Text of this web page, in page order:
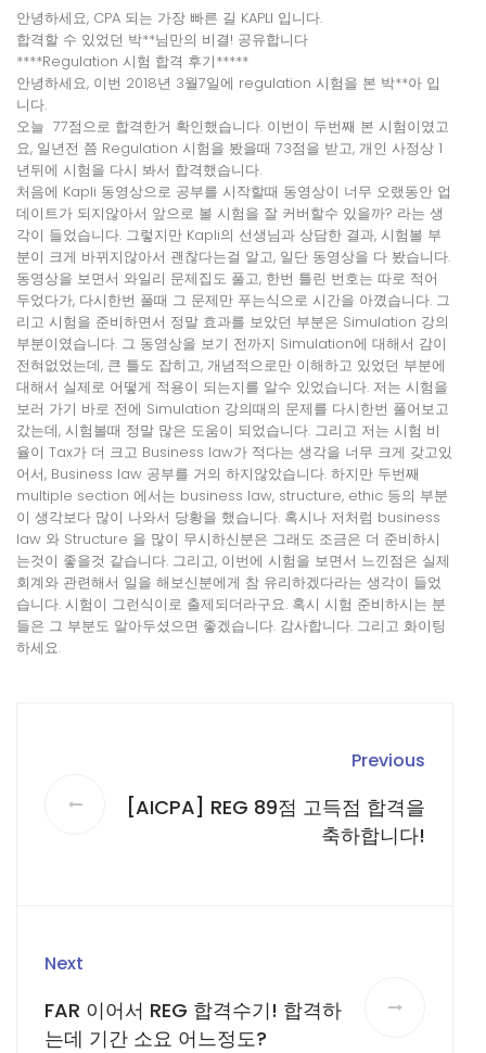
안녕하세요, CPA 되는 가장 빠른 길 KAPLI 입니다.
합격할 수 있었던 박**님만의 비결! 공유합니다
****Regulation 시험 합격 후기*****
안녕하세요, 이번 2018년 3월7일에 regulation 시험을 본 박**아 입
니다.
오늘 77점으로 합격한거 확인했습니다. 이번이 두번째 본 시험이였고
요, 일년전 쯤 Regulation 시험을 봤을때 73점을 받고, 개인 사정상 1
년뒤에 시험을 다시 봐서 합격했습니다.
처음에 Kapli 동영상으로 공부를 시작할때 동영상이 너무 오랬동안 업
데이트가 되지않아서 앞으로 볼 시험을 잘 커버할수 있을까? 라는 생
각이 들었습니다. 그렇지만 Kapli의 선생님과 상담한 결과, 시험볼 부
분이 크게 바뀌지않아서 괜찮다는걸 알고, 일단 동영상을 다 봤습니다.
동영상을 보면서 와일리 문제집도 풀고, 한번 틀린 번호는 따로 적어
두었다가, 다시한번 풀때 그 문제만 푸는식으로 시간을 아꼈습니다. 그
리고 시험을 준비하면서 정말 효과를 보았던 부분은 Simulation 강의
부분이였습니다. 그 동영상을 보기 전까지 Simulation에 대해서 감이
전혀없었는데, 큰 틀도 잡히고, 개념적으로만 이해하고 있었던 부분에
대해서 실제로 어떻게 적용이 되는지를 알수 있었습니다. 저는 시험을
보러 가기 바로 전에 Simulation 강의때의 문제를 다시한번 풀어보고
갔는데, 시험볼때 정말 많은 도움이 되었습니다. 그리고 저는 시험 비
율이 Tax가 더 크고 Business law가 적다는 생각을 너무 크게 갖고있
어서, Business law 공부를 거의 하지않았습니다. 하지만 두번째
multiple section 에서는 business law, structure, ethic 등의 부분
이 생각보다 많이 나와서 당황을 했습니다. 혹시나 저처럼 business
law 와 Structure 을 많이 무시하신분은 그래도 조금은 더 준비하시
는것이 좋을것 같습니다. 그리고, 이번에 시험을 보면서 느낀점은 실제
회계와 관련해서 일을 해보신분에게 참 유리하겠다라는 생각이 들었
습니다. 시험이 그런식이로 출제되더라구요. 혹시 시험 준비하시는 분
들은 그 부분도 알아두셨으면 좋겠습니다. 감사합니다. 그리고 화이팅
하세요.
Previous
[AICPA] REG 89점 고득점 합격을
축하합니다!
Next
FAR 이어서 REG 합격수기! 합격하
는데 기간 소요 어느정도?